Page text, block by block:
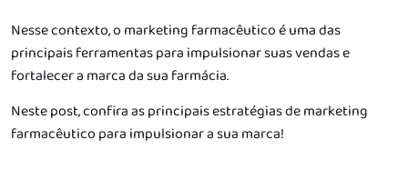
Nesse contexto, o marketing farmacêutico é uma das
principais ferramentas para impulsionar suas vendas e
fortalecer a marca da sua farmácia.
Neste post, confira as principais estratégias de marketing
farmacêutico para impulsionar a sua marca!